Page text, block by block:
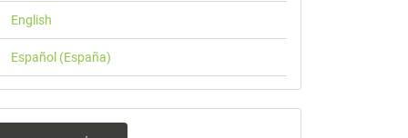
English
Español (España)